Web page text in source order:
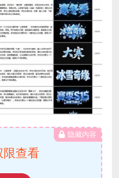
隐藏内容
限查看